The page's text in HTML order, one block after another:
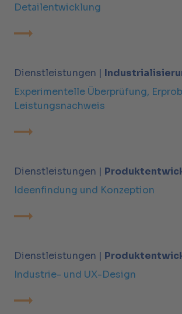
Detailentwicklung
Dienstleistungen |
Experimentelle Überprüfung,
Leistungsnachweis
Dienstleistungen |
Ideenfindung und Konzeption
Dienstleistungen |
Industrie- und UX-Design